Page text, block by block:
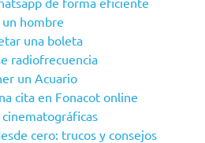
hombre
una boleta
radiofrecuencia
un Acuario
cita en Fonacot online
cero: trucos y consejos